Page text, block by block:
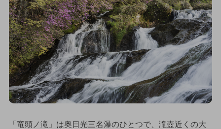
「竜頭ノ滝」は奥日光三名瀑のひとつで、滝壺近くの大